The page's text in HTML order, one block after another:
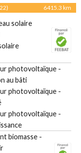
6415.3 km
solaire
photovoltaïque -
au bâti
photovoltaïque -
photovoltaïque -
biomasse -